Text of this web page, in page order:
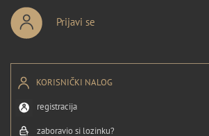
Prijavi se
KORISNIČKI NALOG
registracija
zaboravio si lozinku?